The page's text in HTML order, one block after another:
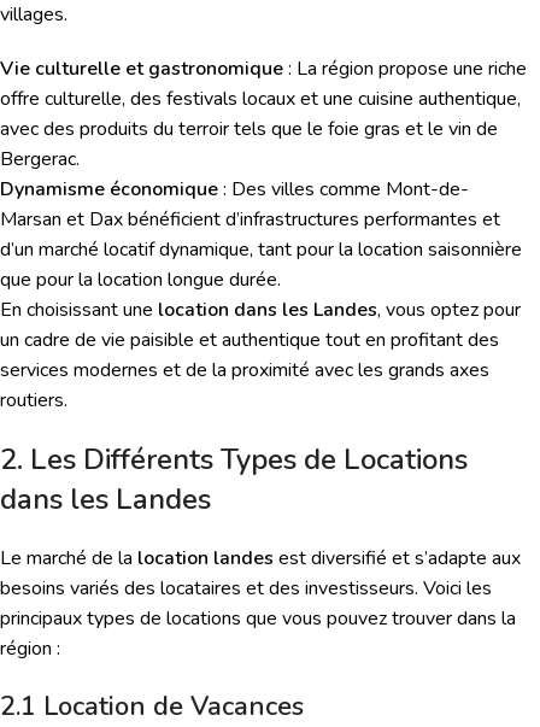
villages.
Vie culturelle et gastronomique: La région propose une riche
offre culturelle, des festivals locaux et une cuisine authentique,
avec des produits du terroir tels que le foie gras et le vin de
Bergerac.
Dynamisme économique: Des villes comme Mont-de-
Marsan et Dax bénéficient d’infrastructures performantes et
d’un marché locatif dynamique, tant pour la location saisonnière
que pour la location longue durée.
En choisissant une location dans les Landes, vous optez pour
un cadre de vie paisible et authentique tout en profitant des
services modernes et de la proximité avec les grands axes
routiers.
2. Les Différents Types de Locations
dans les Landes
Le marché de la location landes est diversifié et s’adapte aux
besoins variés des locataires et des investisseurs. Voici les
principaux types de locations que vous pouvez trouver dans la
région :
2.1 Location de Vacances